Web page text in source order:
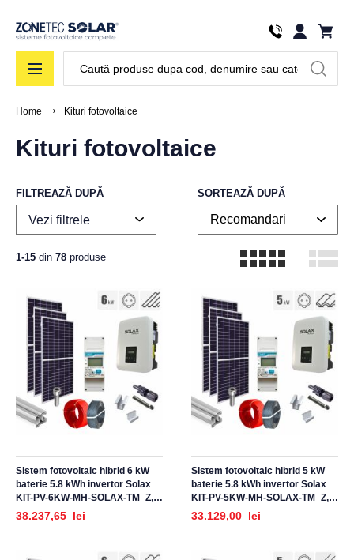
Home Kituri fotovoltaice
Kituri fotovoltaice
FILTREAZĂ DUPĂ
Vezi filtrele
1-15 din 78 produse
SORTEAZĂ DUPĂ
Sistem fotovoltaic hibrid 6 kW
baterie 5.8 kWh invertor Solax
KIT-PV-6KW-MH-SOLAX-TM_Z,
monofazat, cu montaj, prindere
pentru acoperis tigla metalica
38.237,65 lei
Sistem fotovoltaic hibrid 5 kW
baterie 5.8 kWh invertor Solax
KIT-PV-5KW-MH-SOLAX-TM_Z,
monofazat, cu montaj, prindere
pentru acoperis tigla metalica
33.129,00 lei